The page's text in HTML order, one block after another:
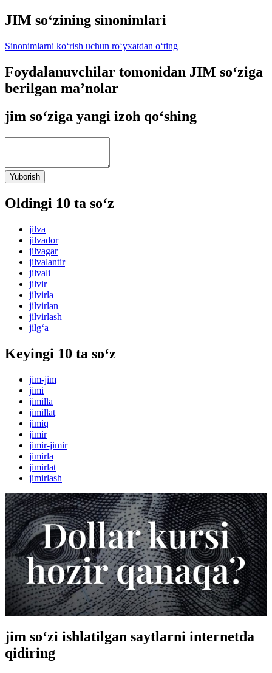
JIM so‘zining sinonimlari
Sinonimlarni ko‘rish uchun ro‘yxatdan o‘ting
Foydalanuvchilar tomonidan JIM so‘ziga
berilgan ma’nolar
jim so‘ziga yangi izoh qo‘shing
Yuborish
Oldingi 10 ta so‘z
jilva
jilvador
jilvagar
jilvalantir
jilvali
jilvir
jilvirla
jilvirlan
jilvirlash
jilg‘a
Keyingi 10 ta so‘z
jim-jim
jimi
jimilla
jimillat
jimiq
jimir
jimir-jimir
jimirla
jimirlat
jimirlash
jim so‘zi ishlatilgan saytlarni internetda
qidiring